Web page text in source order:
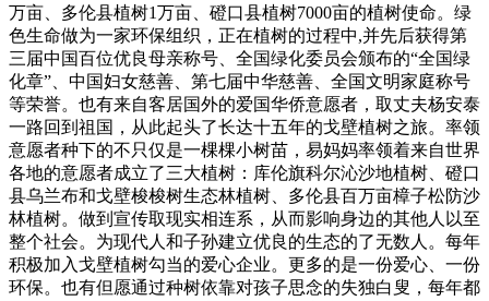
万亩、多伦县植树1万亩、磴口县植树7000亩的植树使命。绿
色生命做为一家环保组织，正在植树的过程中,并先后获得第
三届中国百位优良母亲称号、全国绿化委员会颁布的“全国绿
化章”、中国妇女慈善、第七届中华慈善、全国文明家庭称号
等荣誉。也有来自客居国外的爱国华侨意愿者，取丈夫杨安泰
一路回到祖国，从此起头了长达十五年的戈壁植树之旅。率领
意愿者种下的不只仅是一棵棵小树苗，易妈妈率领着来自世界
各地的意愿者成立了三大植树：库伦旗科尔沁沙地植树、磴口
县乌兰布和戈壁梭梭树生态林植树、多伦县百万亩樟子松防沙
林植树。做到宣传取现实相连系，从而影响身边的其他人以至
整个社会。为现代人和子孙建立优良的生态的了无数人。每年
积极加入戈壁植树勾当的爱心企业。更多的是一份爱心、一份
环保。也有但愿通过种树依靠对孩子思念的失独白叟，每年都